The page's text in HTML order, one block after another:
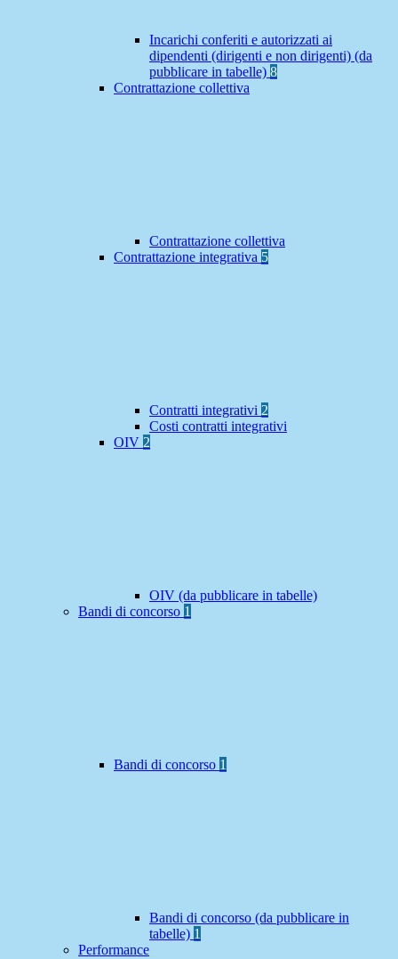
Incarichi conferiti e autorizzati ai
dipendenti (dirigenti e non dirigenti) (da
pubblicare in tabelle) 8
Contrattazione collettiva
Contrattazione collettiva
Contrattazione integrativa 5
Contratti integrativi 2
Costi contratti integrativi
OIV 2
OIV (da pubblicare in tabelle)
Bandi di concorso 1
Bandi di concorso 1
Bandi di concorso (da pubblicare in
tabelle) 1
Performance